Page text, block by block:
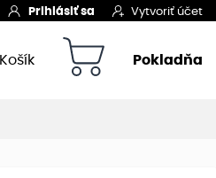
Prihlásiť sa Vytvoriť účet
Košík Pokladňa